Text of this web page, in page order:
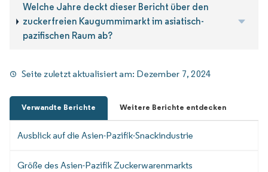
Welche Jahre deckt dieser Bericht über den
zuckerfreien Kaugummimarkt im asiatisch-
pazifischen Raum ab?
Seite zuletzt aktualisiert am: Dezember 7, 2024
Verwandte Berichte Weitere Berichte entdecken
Ausblick auf die Asien-Pazifik-Snackindustrie
Größe des Asien-Pazifik Zuckerwarenmarkts